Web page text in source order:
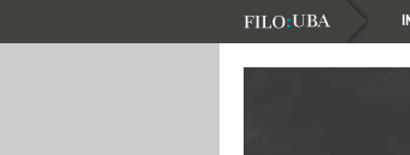
HTTP://